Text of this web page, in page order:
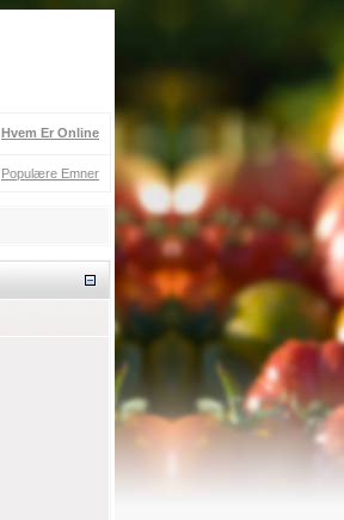
Hvem Er Online
Populære Emner